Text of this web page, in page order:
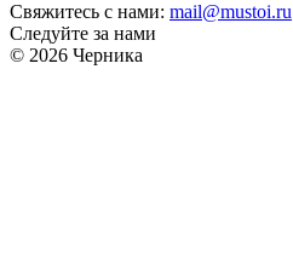
Свяжитесь с нами: mail@mustoi.ru
Следуйте за нами
© 2026 Черника